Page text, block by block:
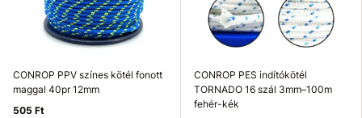
CONROP PPV színes kötél fonott
maggal 40pr 12mm
505 Ft
CONROP PES indítókötél
TORNADO 16 szál 3mm–100m
fehér-kék